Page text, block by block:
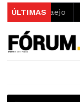
ÚLTIMAS
Taejo